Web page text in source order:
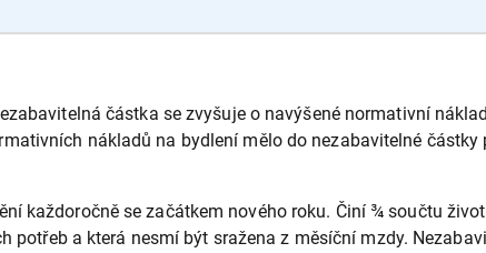
částka se zvyšuje o navýšené normativní
nákladů na bydlení mělo do nezabavitelné
každoročně se začátkem nového roku. Činí ¾ součtu
potřeb a která nesmí být sražena z měsíční mzdy.